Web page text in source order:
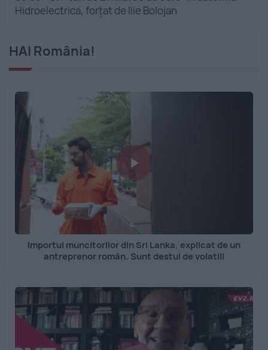
Hidroelectrica, forțat de Ilie Bolojan
HAI România!
Importul muncitorilor din Sri Lanka, explicat de un
antreprenor român. Sunt destul de volatili